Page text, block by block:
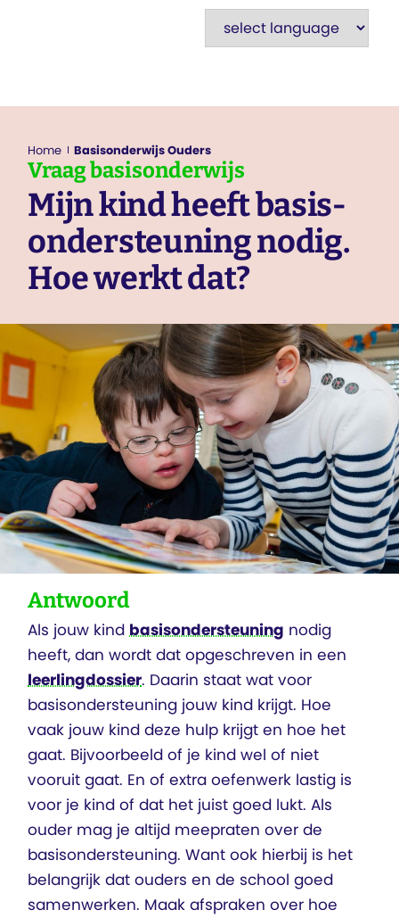
Home Basisonderwijs Ouders
Vraagbasisonderwijs
Mijn kind heeft basis­
ondersteuning nodig.
Hoe werkt dat?
Antwoord
Als jouw kindbasisondersteuning nodig
heeft, dan wordt dat opgeschreven in een
leerlingdossier. Daarin staat wat voor
basisondersteuning jouw kind krijgt. Hoe
vaak jouw kind deze hulp krijgt en hoe het
gaat. Bijvoorbeeld of je kind wel of niet
vooruit gaat. En of extra oefenwerk lastig is
voor je kind of dat het juist goed lukt. Als
ouder mag je altijd meepraten over de
basisondersteuning. Want ook hierbij is het
belangrijk dat ouders en de school goed
samenwerken. Maak afspraken over hoe